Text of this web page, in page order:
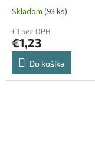
cm 60L `L` [50 ks]
Skladom (93 ks)
€1 bez DPH
€1,23
Do košíka